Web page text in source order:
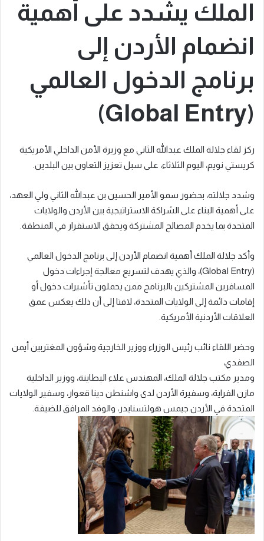
الملك يشدد على أهمية
انضمام الأردن إلى
برنامج الدخول العالمي
(Global Entry)
ركز لقاء جلالة الملك عبدﷲ الثاني مع وزيرة الأمن الداخلي الأمريكية
كريستي نويم، اليوم الثلاثاء، على سبل تعزيز التعاون بين البلدين.
وشدد جلالته، بحضور سمو الأمير الحسين بن عبدﷲ الثاني ولي العهد،
على أهمية البناء على الشراكة الاستراتيجية بين الأردن والولايات
المتحدة بما يخدم المصالح المشتركة ويحقق الاستقرار في المنطقة.
وأكد جلالة الملك أهمية انضمام الأردن إلى برنامج الدخول العالمي
(Global Entry)، والذي يهدف لتسريع معالجة إجراءات دخول
المسافرين المشتركين بالبرنامج ممن يحملون تأشيرات دخول أو
إقامات دائمة إلى الولايات المتحدة، لافتا إلى أن ذلك يعكس عمق
العلاقات الأردنية الأمريكية.
وحضر اللقاء نائب رئيس الوزراء ووزير الخارجية وشؤون المغتربين أيمن
الصفدي،
ومدير مكتب جلالة الملك، المهندس علاء البطاينة، ووزير الداخلية
مازن الفراية، وسفيرة الأردن لدى واشنطن دينا قعوار، وسفير الولايات
المتحدة في الأردن جيمس هولتسنايدر، والوفد المرافق للضيفة.